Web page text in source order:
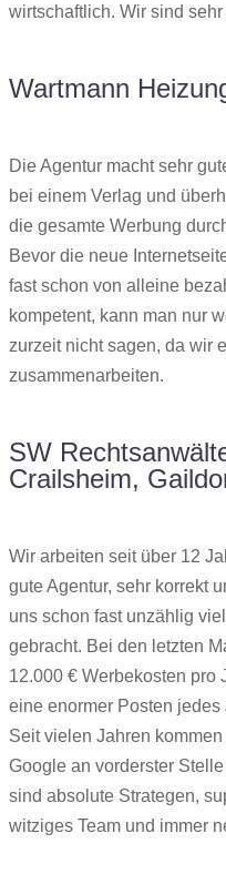
wirtschaftlich. Wir sind
Wartmann
Die Agentur macht sehr
bei einem Verlag und
die gesamte Werbung
Bevor die neue
fast schon von alleine
kompetent, kann man nur
zurzeit nicht sagen, da wir
zusammenarbeiten.
SW
Crailsheim,
Wir arbeiten seit über 12
gute Agentur, sehr korrekt
uns schon fast unzählig
gebracht. Bei den letzten
12.000 € Werbekosten pro
eine enormer Posten jedes
Seit vielen Jahren
Google an vorderster
sind absolute Strategen,
witziges Team und immer